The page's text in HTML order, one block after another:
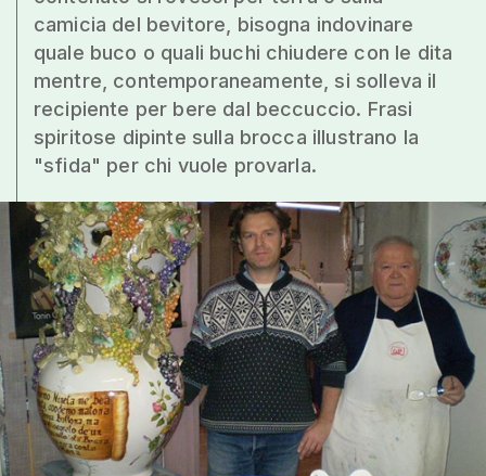
camicia del bevitore, bisogna indovinare
quale buco o quali buchi chiudere con le dita
mentre, contemporaneamente, si solleva il
recipiente per bere dal beccuccio. Frasi
spiritose dipinte sulla brocca illustrano la
"sfida" per chi vuole provarla.